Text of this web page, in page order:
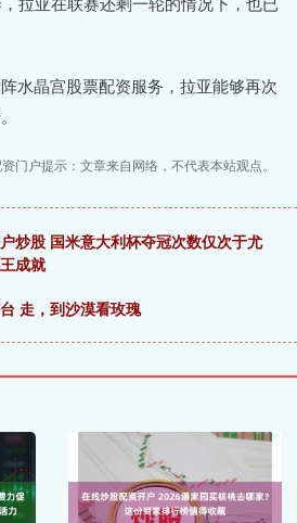
水晶宫股票配资服务，拉亚能够再次
门户提示：文章来自网络，不代表本站观点。
炒股 国米意大利杯夺冠次数仅次于尤
成就
走，到沙漠看玫瑰